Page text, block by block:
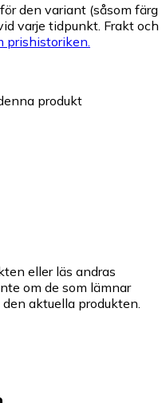
den variant (såsom färg
varje tidpunkt. Frakt och
prishistoriken.
produkt
eller läs andras
om de som lämnar
aktuella produkten.